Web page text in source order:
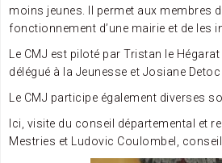
moins jeunes. Il permet aux membres
fonctionnement d’une mairie et de les
Le CMJ est piloté par Tristan le
délégué à la Jeunesse et Josiane Detoc
Le CMJ participe également diverses
Ici, visite du conseil départemental et
Mestries et Ludovic Coulombel,